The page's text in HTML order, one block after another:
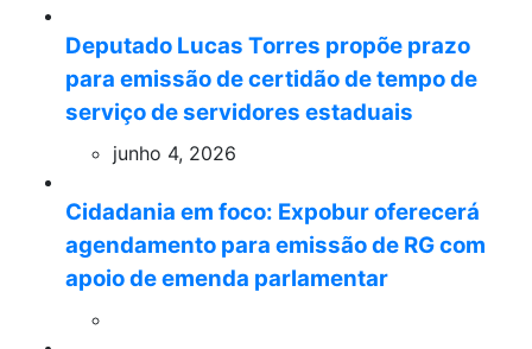
Deputado Lucas Torres propõe prazo
para emissão de certidão de tempo de
serviço de servidores estaduais
junho 4, 2026
Cidadania em foco: Expobur oferecerá
agendamento para emissão de RG com
apoio de emenda parlamentar